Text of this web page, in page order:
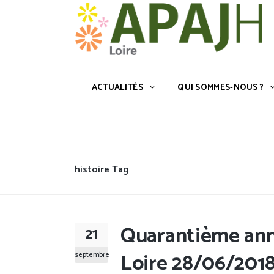
ACTUALITÉS QUI SOMMES-NOUS ?
ACTUALITÉS QUI SOMMES-
histoire Tag
21
septembre
Quarantième
Loire 28/06/